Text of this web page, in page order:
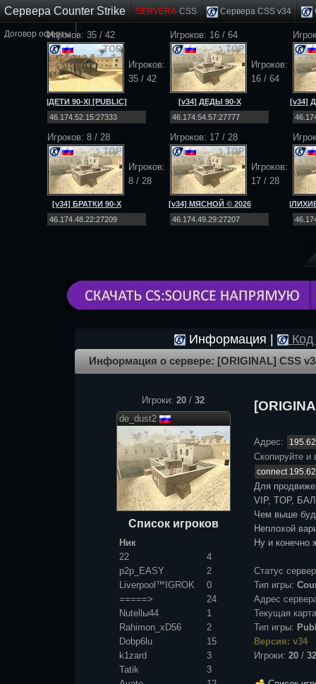
Сервера Counter Strike SERVERA-CSS Сервера CSS v34
Договор офертыИгроков: 35 / 42
TOP
Игроков:
35 / 42
|ДЕТИ 90-Х| [PUBLIC]
[NO-STEAM|v34]
Игроков: 16 / 64
TOP
Игроков:
16 / 64
[v34] ДЕДЫ 90-Х
[Public] 18+
[v34]
Игроков: 8 / 28
TOP
Игроков:
8 / 28
[v34] БРАТКИ 90-Х
[Public] 18+
Игроков: 17 / 28
TOP
Игроков:
17 / 28
[v34] МЯСНОЙ © 2026
[Public] 18+
Информация |
Информация о сервере: [ORIGINAL] CSS
Игроки:20 /32
de_dust2
Список игроков
Ник
22
4
p2p_EASY
2
Liverpool™IGROK
0
=====>
24
Nutellы44
1
Rahimon_xD56
2
Dobp6lu
15
k1zard
3
Tatik
3
Адрес:
Скопируйте и
Для
VIP, TOP,
Чем выше
Неплохой
Ну и конечно
Статус
Тип игры:
Адрес
Текущая
Тип игры:
Версия: v34
Игроки: 20 / 32